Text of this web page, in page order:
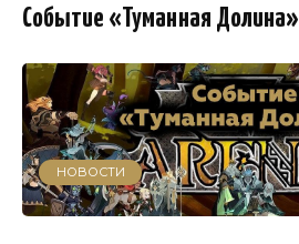
Событие «Туманная Долина»
НОВОСТИ